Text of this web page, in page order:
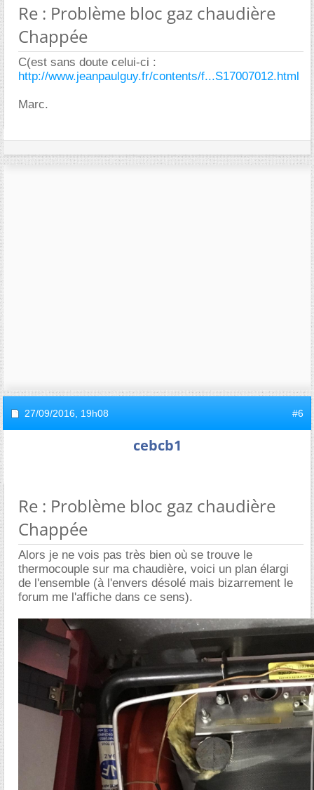
Re : Problème bloc gaz chaudière
Chappée
C(est sans doute celui-ci :
http://www.jeanpaulguy.fr/contents/f...S17007012.html
Marc.
27/09/2016, 19h08 #6
cebcb1
Re : Problème bloc gaz chaudière
Chappée
Alors je ne vois pas très bien où se trouve le
thermocouple sur ma chaudière, voici un plan élargi
de l'ensemble (à l'envers désolé mais bizarrement le
forum me l'affiche dans ce sens).